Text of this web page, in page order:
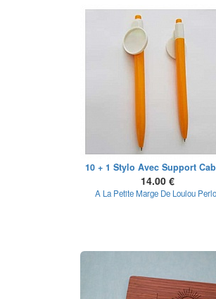
10 + 1 Stylo Avec Support
14.00 €
A La Petite Marge De Loulou